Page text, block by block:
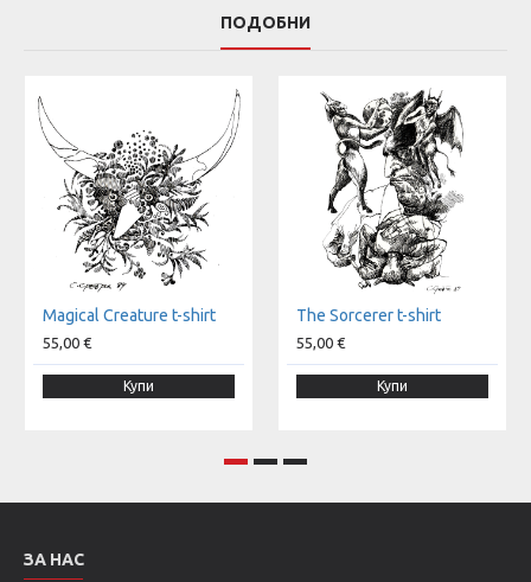
ПОДОБНИ
Magical Creature t-shirt
55,00 €
Купи
The Sorcerer t-shirt
55,00 €
Купи
ЗА НАС